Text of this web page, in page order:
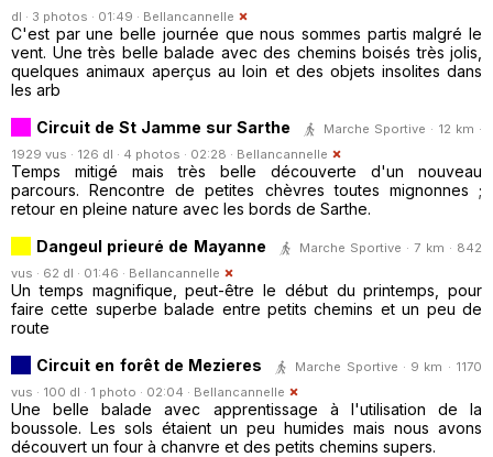
dl · 3 photos · 01:49 · Bellancannelle
C'est par une belle journée que nous sommes partis malgré le
vent. Une très belle balade avec des chemins boisés très jolis,
quelques animaux aperçus au loin et des objets insolites dans
les arb
Circuit de St Jamme sur Sarthe
Marche Sportive · 12 km ·
1929 vus · 126 dl · 4 photos · 02:28 · Bellancannelle
Temps mitigé mais très belle découverte d'un nouveau
parcours. Rencontre de petites chèvres toutes mignonnes ;
retour en pleine nature avec les bords de Sarthe.
Dangeul prieuré de Mayanne
Marche Sportive · 7 km · 842
vus · 62 dl · 01:46 · Bellancannelle
Un temps magnifique, peut-être le début du printemps, pour
faire cette superbe balade entre petits chemins et un peu de
route
Circuit en forêt de Mezieres
Marche Sportive · 9 km · 1170
vus · 100 dl · 1 photo · 02:04 · Bellancannelle
Une belle balade avec apprentissage à l'utilisation de la
boussole. Les sols étaient un peu humides mais nous avons
découvert un four à chanvre et des petits chemins supers.